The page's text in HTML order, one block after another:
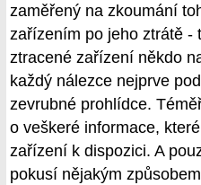
zaměřený na zkoumání
zařízením po jeho ztrátě -
ztracené zařízení někdo
každý nálezce nejprve
zevrubné prohlídce.
o veškeré informace,
zařízení k dispozici. A
pokusí nějakým